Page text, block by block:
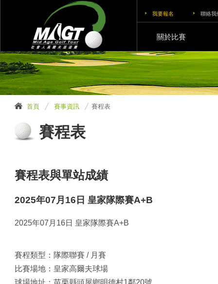
我要報名 聯絡我
關於比賽
首頁 賽事資訊 賽程表
賽程表
賽程表與單站成績
2025年07月16日 皇家隊際賽A+B
2025年07月16日 皇家隊際賽A+B
賽程類型：隊際聯賽 / 月賽
比賽場地：皇家高爾夫球場
球場地址：苗栗縣頭屋鄉明德村1鄰20號